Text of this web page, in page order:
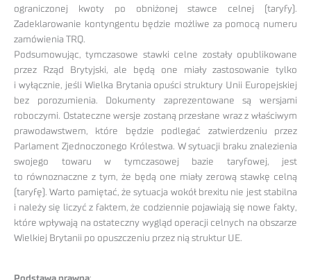
ograniczonej kwoty po obniżonej stawce celnej (taryfy).
Zadeklarowanie kontyngentu będzie możliwe za pomocą numeru
zamówienia TRQ.
Podsumowując, tymczasowe stawki celne zostały opublikowane
przez Rząd Brytyjski, ale będą one miały zastosowanie tylko
i wyłącznie, jeśli Wielka Brytania opuści struktury Unii Europejskiej
bez porozumienia. Dokumenty zaprezentowane są wersjami
roboczymi. Ostateczne wersje zostaną przesłane wraz z właściwym
prawodawstwem, które będzie podlegać zatwierdzeniu przez
Parlament Zjednoczonego Królestwa. W sytuacji braku znalezienia
swojego towaru w tymczasowej bazie taryfowej, jest
to równoznaczne z tym, że będą one miały zerową stawkę celną
(taryfę). Warto pamiętać, że sytuacja wokół brexitu nie jest stabilna
i należy się liczyć z faktem, że codziennie pojawiają się nowe fakty,
które wpływają na ostateczny wygląd operacji celnych na obszarze
Wielkiej Brytanii po opuszczeniu przez nią struktur UE.